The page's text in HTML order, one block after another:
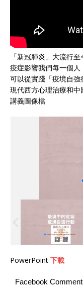
「新冠肺炎」大流行
疫症影響我們每一個人
可以從實踐「疫境自
現代西方心理治療和中
講義圖像檔
PowerPoint 下載
Facebook